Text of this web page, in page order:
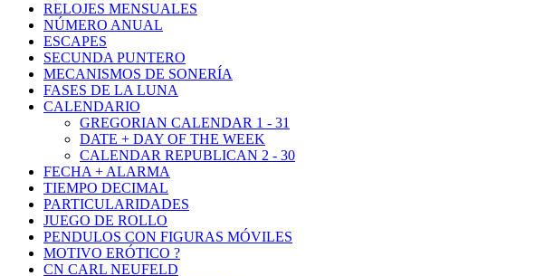
RELOJES MENSUALES
NÚMERO ANUAL
ESCAPES
SECUNDA PUNTERO
MECANISMOS DE SONERÍA
FASES DE LA LUNA
CALENDARIO
GREGORIAN CALENDAR 1 - 31
DATE + DAY OF THE WEEK
CALENDAR REPUBLICAN 2 - 30
FECHA + ALARMA
TIEMPO DECIMAL
PARTICULARIDADES
JUEGO DE ROLLO
PENDULOS CON FIGURAS MÓVILES
MOTIVO ERÓTICO ?
CN CARL NEUFELD